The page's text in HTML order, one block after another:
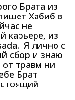
Брата из
Хабиб в
не
карьере, из
Я лично с
сбор и знаю
от травм ни
Брат